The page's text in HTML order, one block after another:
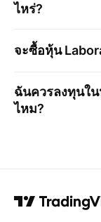
ไหร่?
จะซื้อหุ้น
ฉันควรลงทุนใ
ไหม?